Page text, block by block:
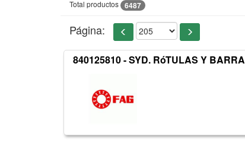
Total productos 6487
Página:
840125810 - SYD. RóTULAS Y